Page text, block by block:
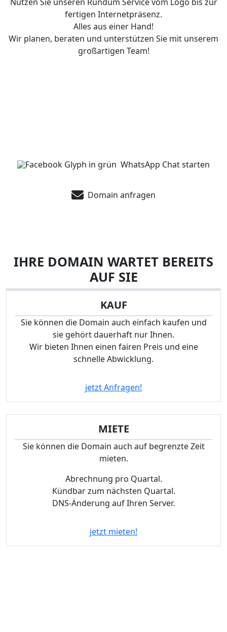
fertigen Internetpräsenz.
Alles aus einer Hand!
Wir planen, beraten und unterstützen Sie mit unserem
großartigen Team!
WhatsApp Chat starten
Domain anfragen
IHRE DOMAIN WARTET BEREITS
AUF SIE
KAUF
Sie können die Domain auch einfach kaufen und
sie gehört dauerhaft nur Ihnen.
Wir bieten Ihnen einen fairen Preis und eine
schnelle Abwicklung.
jetzt Anfragen!
MIETE
Sie können die Domain auch auf begrenzte Zeit
mieten.
Abrechnung pro Quartal.
Kündbar zum nächsten Quartal.
DNS-Änderung auf Ihren Server.
jetzt mieten!